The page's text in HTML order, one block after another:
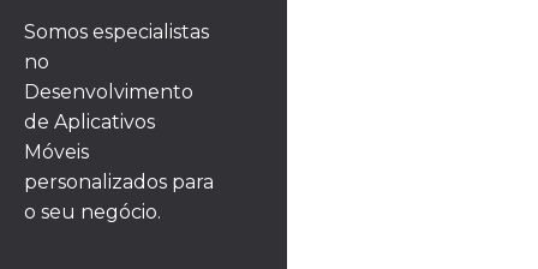
Somos especialistas
no
Desenvolvimento
de Aplicativos
Móveis
personalizados para
o seu negócio.